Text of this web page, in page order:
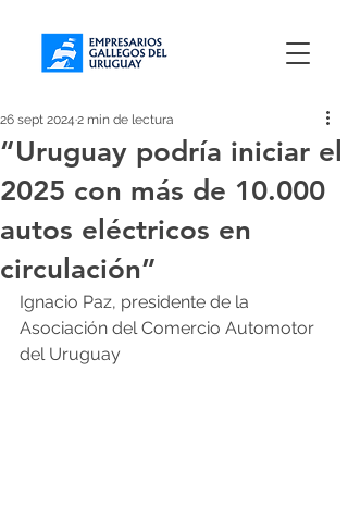
“Uruguay podría iniciar el
2025 con más de 10.000
autos eléctricos en
circulación”
26 sept 2024 2 min de lectura
Ignacio Paz, presidente de la
Asociación del Comercio Automotor
del Uruguay